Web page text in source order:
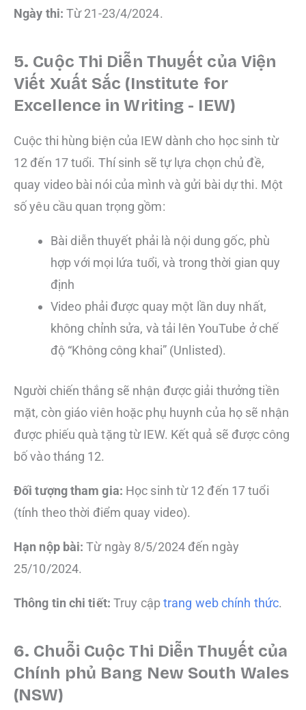
Ngày thi: Từ 21-23/4/2024.
5. Cuộc Thi Diễn Thuyết của Viện
Viết Xuất Sắc (Institute for
Excellence in Writing - IEW)
Cuộc thi hùng biện của IEW dành cho học sinh từ
12 đến 17 tuổi. Thí sinh sẽ tự lựa chọn chủ đề,
quay video bài nói của mình và gửi bài dự thi. Một
số yêu cầu quan trọng gồm:
Bài diễn thuyết phải là nội dung gốc, phù
hợp với mọi lứa tuổi, và trong thời gian quy
định
Video phải được quay một lần duy nhất,
không chỉnh sửa, và tải lên YouTube ở chế
độ “Không công khai” (Unlisted).
Người chiến thắng sẽ nhận được giải thưởng tiền
mặt, còn giáo viên hoặc phụ huynh của họ sẽ nhận
được phiếu quà tặng từ IEW. Kết quả sẽ được công
bố vào tháng 12.
Đối tượng tham gia: Học sinh từ 12 đến 17 tuổi
(tính theo thời điểm quay video).
Hạn nộp bài: Từ ngày 8/5/2024 đến ngày
25/10/2024.
Thông tin chi tiết: Truy cậptrang web chính thức.
6. Chuỗi Cuộc Thi Diễn Thuyết của
Chính phủ Bang New South Wales
(NSW)